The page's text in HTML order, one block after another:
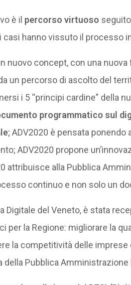
è il percorso virtuoso
casi hanno vissuto il processo in
nuovo concept, con una
un percorso di ascolto del
i 5 “principi cardine” della
programmatico sul
; ADV2020 è pensata
ADV2020 propone
attribuisce alla Pubblica
continuo e non solo un
Digitale del Veneto, è stata
per la Regione: migliorare la
la competitività delle
della Pubblica Amministrazione